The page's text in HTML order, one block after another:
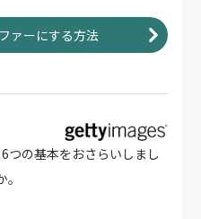
ァーにする方法
つの基本をおさらいしまし